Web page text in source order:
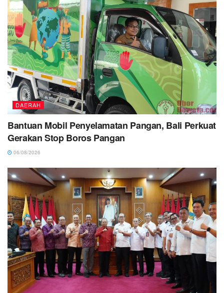
DAERAH
Bantuan Mobil Penyelamatan Pangan, Bali Perkuat
Gerakan Stop Boros Pangan
06/08/2026